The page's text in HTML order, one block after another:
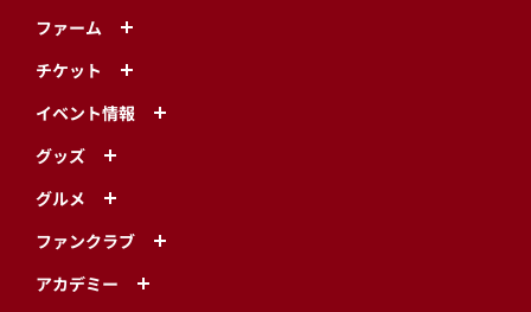
ファーム
チケット
イベント情報
グッズ
グルメ
ファンクラブ
アカデミー